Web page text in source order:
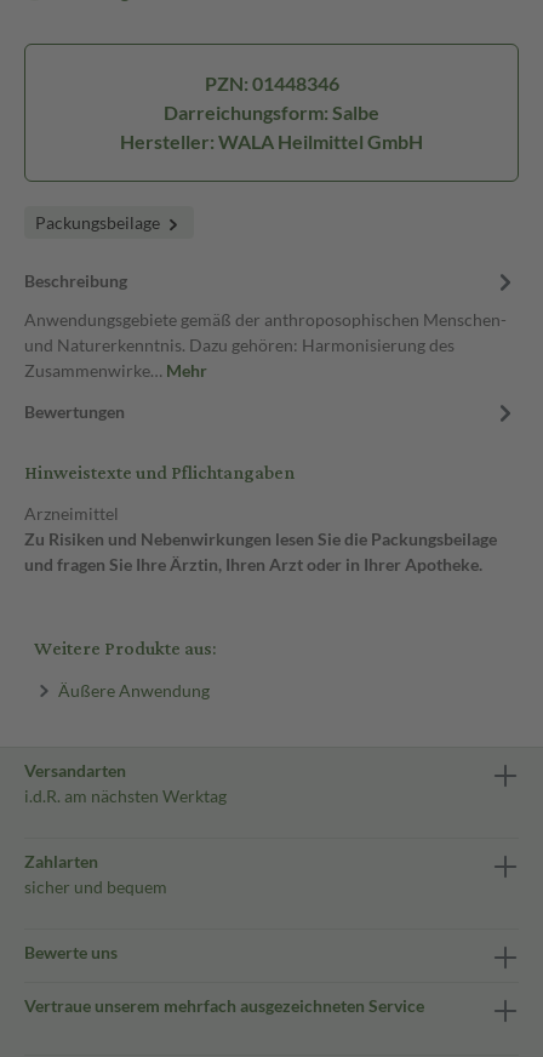
PZN: 01448346
Darreichungsform: Salbe
Hersteller: WALA Heilmittel GmbH
Packungsbeilage
Beschreibung
Anwendungsgebiete gemäß der anthroposophischen Menschen-
und Naturerkenntnis. Dazu gehören: Harmonisierung des
Zusammenwirke… Mehr
Bewertungen
Hinweistexte und Pflichtangaben
Arzneimittel
Zu Risiken und Nebenwirkungen lesen Sie die Packungsbeilage
und fragen Sie Ihre Ärztin, Ihren Arzt oder in Ihrer Apotheke.
Weitere Produkte aus:
Äußere Anwendung
Versandarten
i.d.R. am nächsten Werktag
Zahlarten
sicher und bequem
Bewerte uns
Vertraue unserem mehrfach ausgezeichneten Service